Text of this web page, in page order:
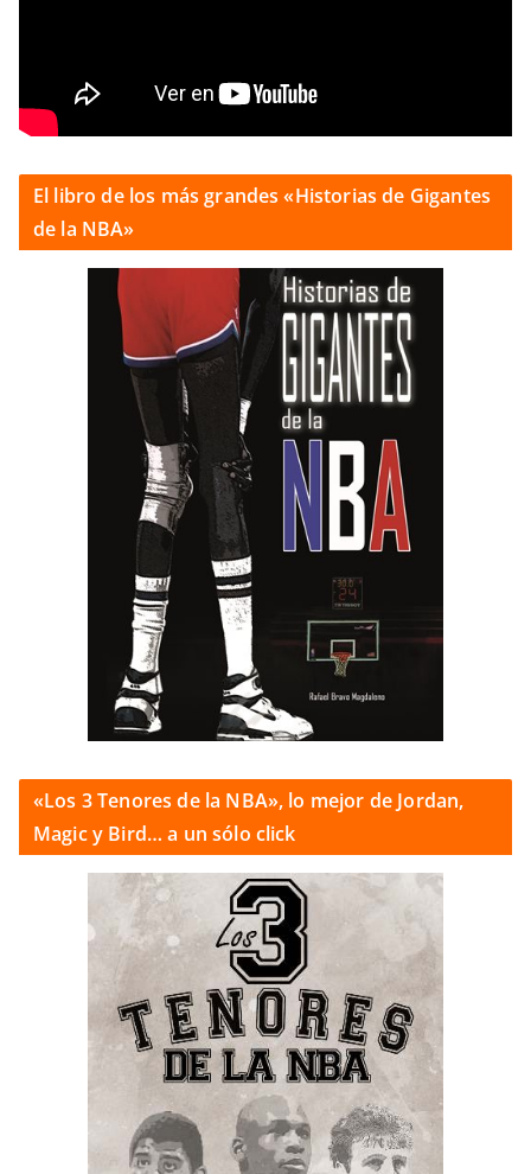
El libro de los más grandes «Historias de Gigantes
de la NBA»
«Los 3 Tenores de la NBA», lo mejor de Jordan,
Magic y Bird… a un sólo click